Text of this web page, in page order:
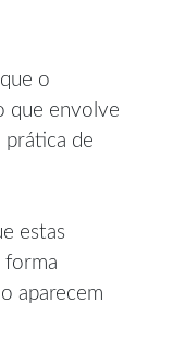
o
que envolve
prática de
estas
forma
aparecem